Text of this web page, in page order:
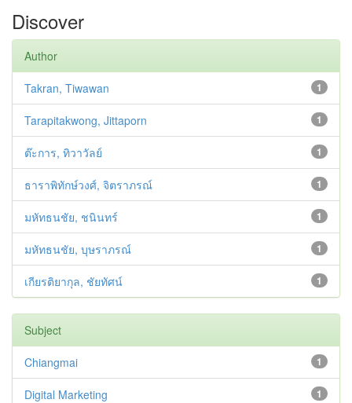
Discover
Author
1
Takran, Tiwawan
1
Tarapitakwong, Jittaporn
1
ต๊ะการ, ทิวาวัลย์
1
ธาราพิทักษ์วงศ์, จิตราภรณ์
1
มหัทธนชัย, ชนินทร์
1
มหัทธนชัย, บุษราภรณ์
1
เกียรติยากุล, ชัยทัศน์
Subject
1
Chiangmai
1
Digital Marketing